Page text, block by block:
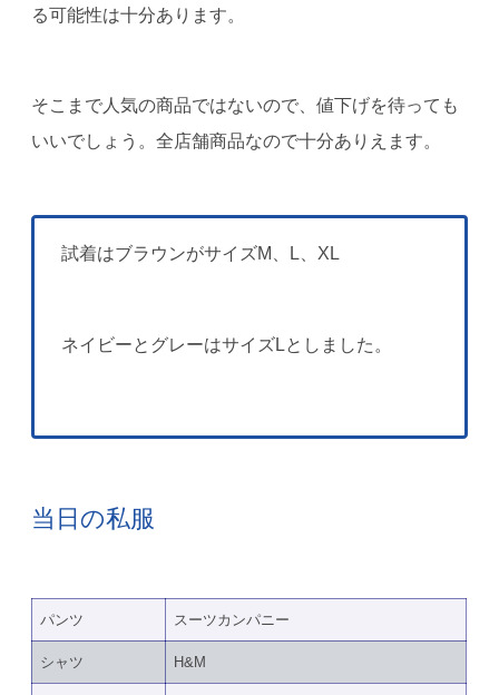
る可能性は十分あります。
そこまで人気の商品ではないので、値下げを待っても
いいでしょう。全店舗商品なので十分ありえます。
試着はブラウンがサイズM、L、XL
ネイビーとグレーはサイズLとしました。
当日の私服
パンツ スーツカンパニー
シャツ H&M